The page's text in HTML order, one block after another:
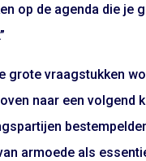
op de agenda die je
grote vraagstukken
naar een volgend
armoede als